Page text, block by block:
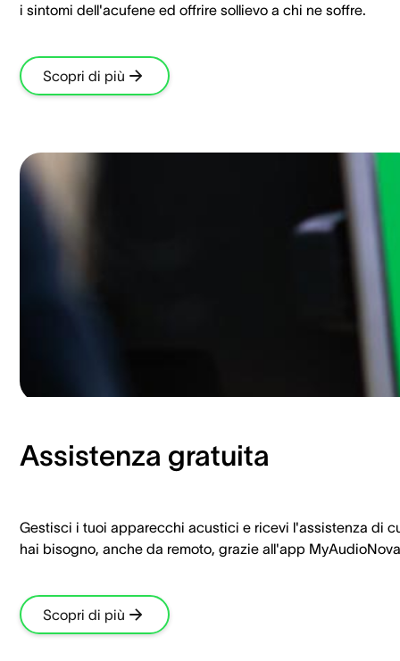
i sintomi dell'acufene ed offrire sollievo a chi ne soffre.
Scopri di più
Assistenza gratuita
Gestisci i tuoi apparecchi acustici e ricevi l'assistenza di
hai bisogno, anche da remoto, grazie all'app
Scopri di più